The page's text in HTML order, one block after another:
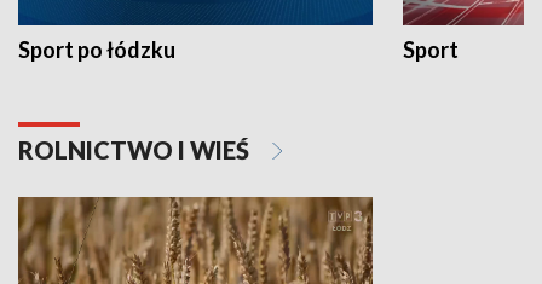
Sport po łódzku Sport
ROLNICTWO I WIEŚ